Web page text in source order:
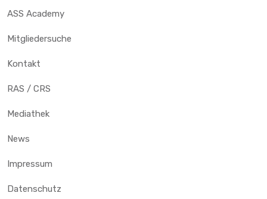
ASS Academy
Mitgliedersuche
Kontakt
RAS / CRS
Mediathek
News
Impressum
Datenschutz